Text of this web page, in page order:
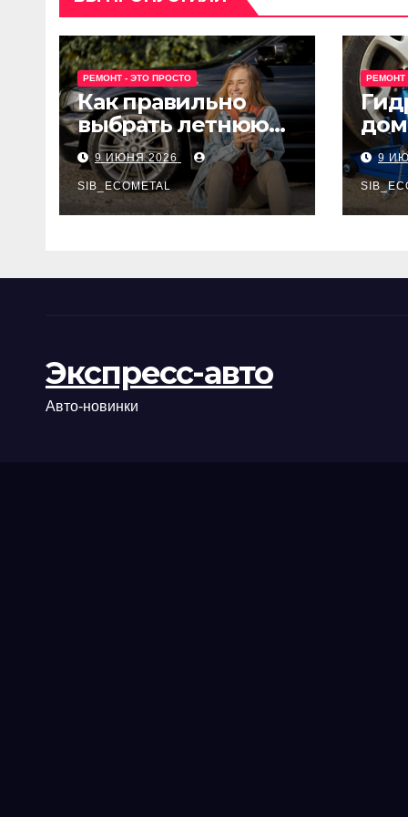
РЕМОНТ - ЭТО ПРОСТО
Как правильно
выбрать летнюю
резину для
машины?
9 ИЮНЯ 2026
SIB_ECOMETAL
РЕМОНТ
9
Экспресс-авто
Авто-новинки